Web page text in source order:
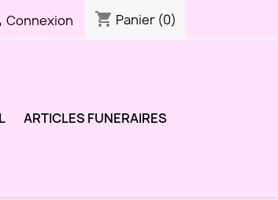
Connexion shopping_cart Panier (0)
ARTICLES FUNERAIRES